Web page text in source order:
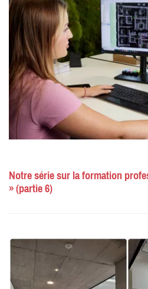
Notre série sur la formation
» (partie 6)